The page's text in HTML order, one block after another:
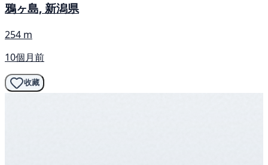
鴉ヶ島, 新潟県
254 m
10個月前
收藏